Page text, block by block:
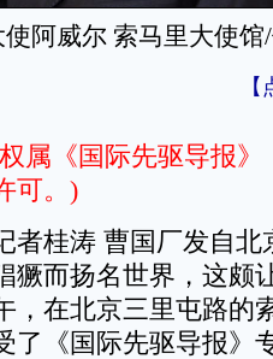
阿威尔 索马里大使馆
属《国际先驱导报
可。)
桂涛 曹国厂发自北
獗而扬名世界，这颇
，在北京三里屯路的
了《国际先驱导报》